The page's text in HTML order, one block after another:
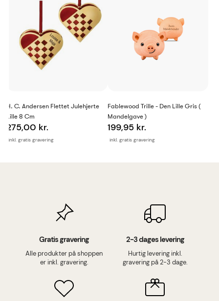
H. C. Andersen Flettet Julehjerte
Lille 8 Cm
inkl. gratis gravering
275,00 kr.
Fablewood Trille - Den Lille Gris (
Mandelgave )
inkl. gratis gravering
199,95 kr.
Gratis gravering
Alle produkter på shoppen
er inkl. gravering.
2-3 dages levering
Hurtig levering inkl.
gravering på 2-3 dage.